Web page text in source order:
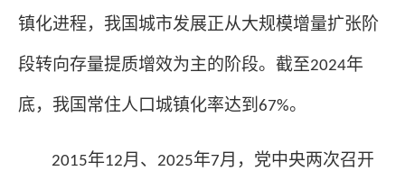
镇化进程，我国城市发展正从大规模增量扩张阶
段转向存量提质增效为主的阶段。截至2024年
底，我国常住人口城镇化率达到 67%。
2015年12月、 2025年7月，党中央两次召开